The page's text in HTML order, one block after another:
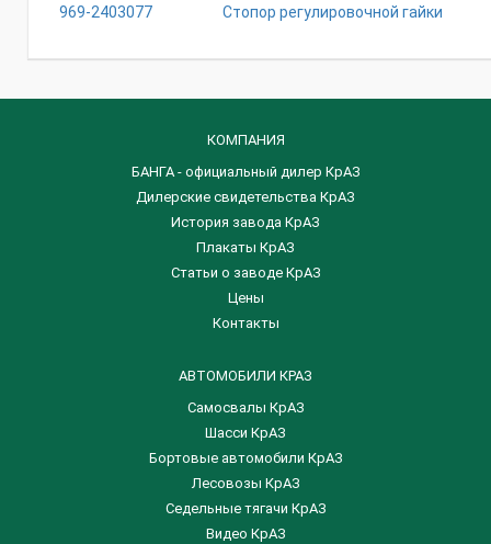
969-2403077 Стопор регулировочной гайки
КОМПАНИЯ
БАНГА - официальный дилер КрАЗ
Дилерские свидетельства КрАЗ
История завода КрАЗ
Плакаты КрАЗ
Статьи о заводе КрАЗ
Цены
Контакты
АВТОМОБИЛИ КРАЗ
Самосвалы КрАЗ
Шасси КрАЗ
Бортовые автомобили КрАЗ
Лесовозы КрАЗ
Седельные тягачи КрАЗ
Видео КрАЗ